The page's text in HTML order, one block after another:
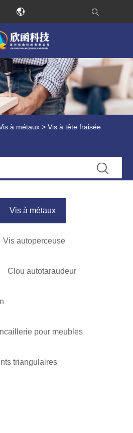
à métaux > Vis à tête fraisée
Vis à métaux
Vis autoperceuse
Clou autotaraudeur
pour meubles
triangulaires